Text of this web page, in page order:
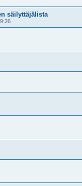
säilyttäjälista